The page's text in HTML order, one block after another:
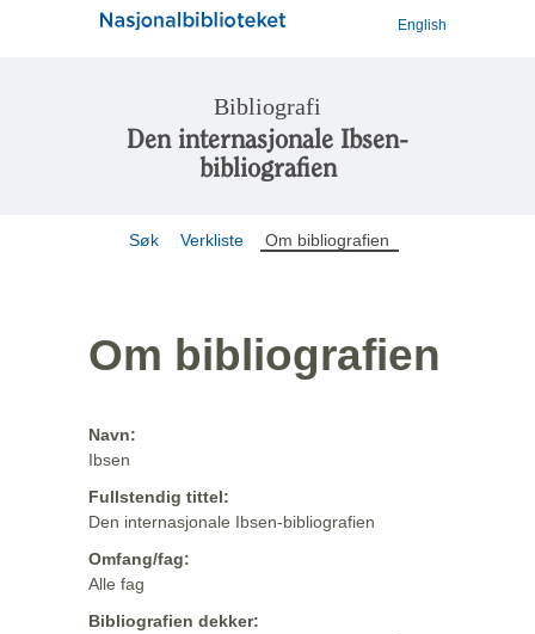
English
Bibliografi
Den internasjonale Ibsen-
bibliografien
Søk Verkliste Om bibliografien
Om bibliografien
Navn:
Ibsen
Fullstendig tittel:
Den internasjonale Ibsen-bibliografien
Omfang/fag:
Alle fag
Bibliografien dekker: